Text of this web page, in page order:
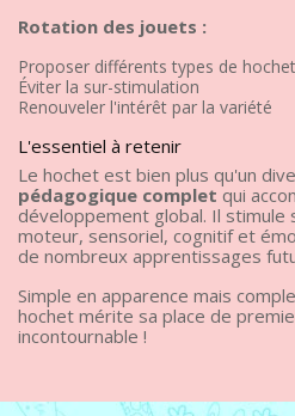
Rotation des jouets :
Proposer différents types de
Éviter la sur-stimulation
Renouveler l'intérêt par la variété
L'essentiel à retenir
Le hochet est bien plus qu'un
pédagogique complet qui
développement global. Il stimule
moteur, sensoriel, cognitif et
de nombreux apprentissages
Simple en apparence mais
hochet mérite sa place de
incontournable !